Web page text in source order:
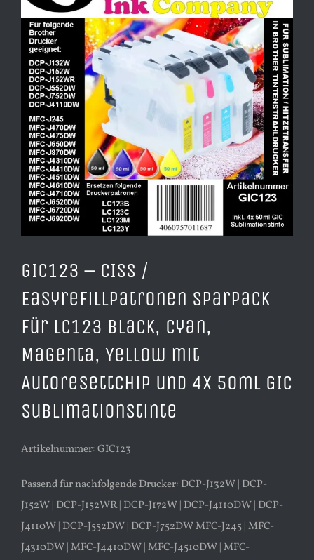
Bild
GIC123 – CISS /
Easyrefillpatronen Sparpack
für LC123 Black, Cyan,
Magenta, Yellow mit
Autoresettchip und 4x 50ml GIC
Sublimationstinte
Artikelnummer: GIC123
Passend für nachfolgende Drucker: DCP-J132W | DCP-
J152W | DCP-J152WR | DCP-J172W | DCP-J4110DW | DCP-
J4110W | DCP-J552DW | DCP-J752DW MFC-J245 | MFC-
J4310DW | MFC-J4410DW | MFC-J4510DW | MFC-